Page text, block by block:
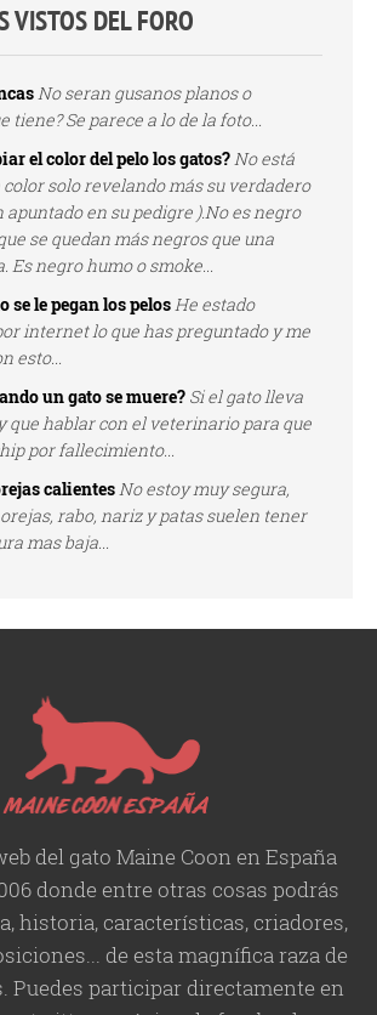
VISTOS DEL FORO
No seran gusanos planos o
tiene? Se parece a lo de la foto...
el color del pelo los gatos?No está
solo revelando más su verdadero
en su pedigre ).No es negro
se quedan más negros que una
Es negro humo o smoke...
se le pegan los pelosHe estado
internet lo que has preguntado y me
esto...
un gato se muere? Si el gato lleva
que hablar con el veterinario para que
por fallecimiento...
calientesNo estoy muy segura,
rabo, nariz y patas suelen tener
mas baja...
del gato Maine Coon en España
donde entre otras cosas podrás
historia,características, criadores,
de esta magnífica raza de
Puedes participar directamente en